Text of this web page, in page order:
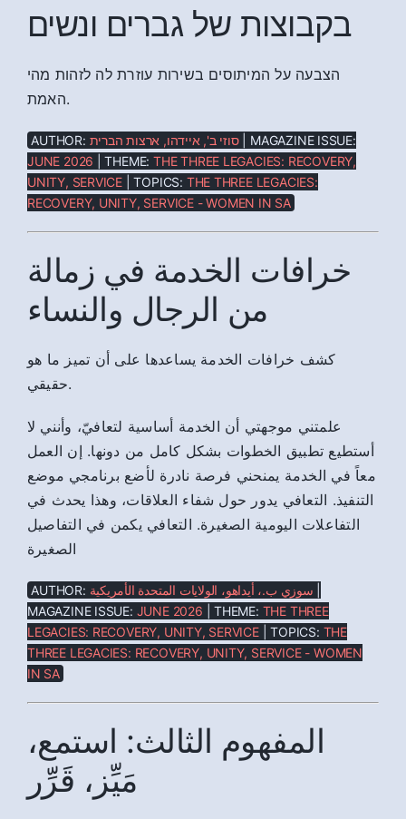
בקבוצות של גברים ונשים
הצבעה על המיתוסים בשירות עוזרת לה לזהות מהי
האמת.
AUTHOR: סוזי ב', איידהו, ארצות הברית| MAGAZINE ISSUE:
JUNE 2026 | THEME:THE THREE LEGACIES: RECOVERY,
UNITY, SERVICE | TOPICS: THE THREE LEGACIES:
RECOVERY, UNITY, SERVICE - WOMEN IN SA
خرافات الخدمة في زمالة
من الرجال والنساء
كشف خرافات الخدمة يساعدها على أن تميز ما هو
حقيقي.
علمتني موجهتي أن الخدمة أساسية لتعافيّ، وأنني لا
أستطيع تطبيق الخطوات بشكل كامل من دونها. إن العمل
معاً في الخدمة يمنحني فرصة نادرة لأضع برنامجي موضع
التنفيذ. التعافي يدور حول شفاء العلاقات، وهذا يحدث في
التفاعلات اليومية الصغيرة. التعافي يكمن في التفاصيل
الصغيرة
AUTHOR: سوزي ب.، أيداهو، الولايات المتحدة الأمريكية
MAGAZINE ISSUE: JUNE 2026 | THEME: THE THREE
LEGACIES: RECOVERY, UNITY, SERVICE| TOPICS: THE
THREE LEGACIES: RECOVERY, UNITY, SERVICE - WOMEN
IN SA
المفهوم الثالث: استمع،
مَيِّز، قَرِّر